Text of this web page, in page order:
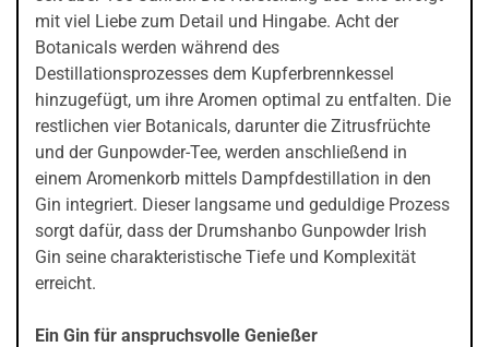
mit viel Liebe zum Detail und Hingabe. Acht der
Botanicals werden während des
Destillationsprozesses dem Kupferbrennkessel
hinzugefügt, um ihre Aromen optimal zu entfalten. Die
restlichen vier Botanicals, darunter die Zitrusfrüchte
und der Gunpowder-Tee, werden anschließend in
einem Aromenkorb mittels Dampfdestillation in den
Gin integriert. Dieser langsame und geduldige Prozess
sorgt dafür, dass der Drumshanbo Gunpowder Irish
Gin seine charakteristische Tiefe und Komplexität
erreicht.
Ein Gin für anspruchsvolle Genießer